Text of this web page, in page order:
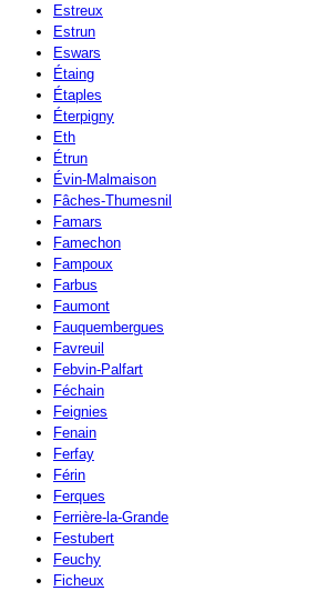
Estreux
Estrun
Eswars
Étaing
Étaples
Éterpigny
Eth
Étrun
Évin-Malmaison
Fâches-Thumesnil
Famars
Famechon
Fampoux
Farbus
Faumont
Fauquembergues
Favreuil
Febvin-Palfart
Féchain
Feignies
Fenain
Ferfay
Férin
Ferques
Ferrière-la-Grande
Festubert
Feuchy
Ficheux